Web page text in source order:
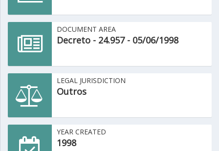
DOCUMENT AREA
Decreto - 24.957 - 05/06/1998
LEGAL JURISDICTION
Outros
YEAR CREATED
1998